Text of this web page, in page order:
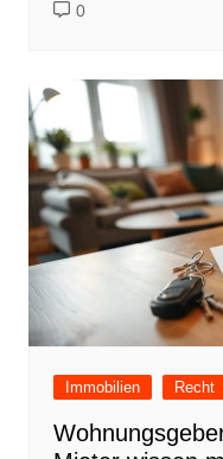
0
Immobilien Recht